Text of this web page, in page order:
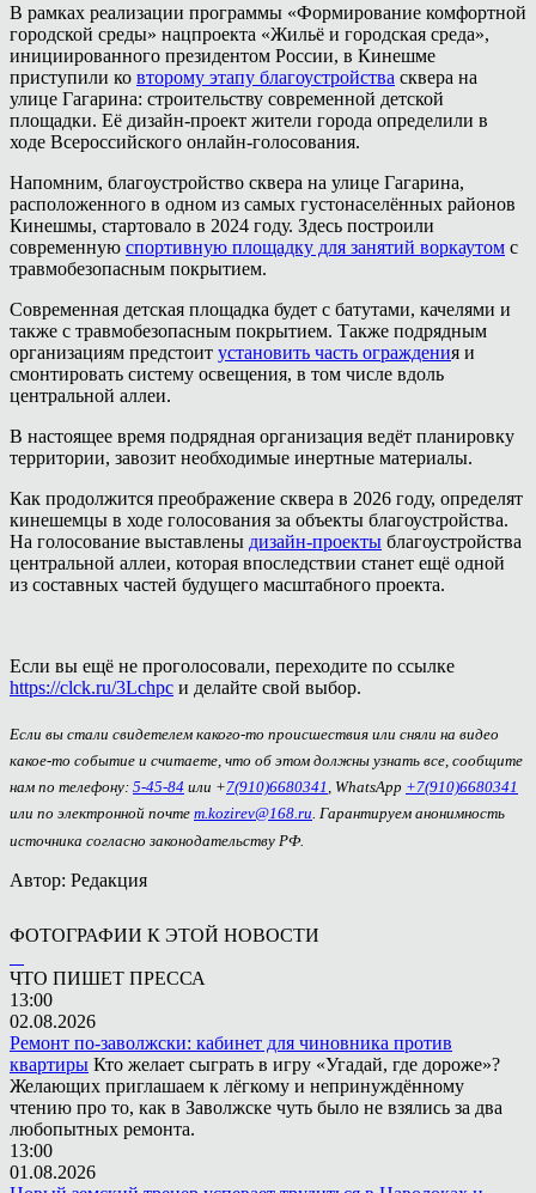
В рамках реализации программы «Формирование комфортной
городской среды» нацпроекта «Жильё и городская среда»,
инициированного президентом России, в Кинешме
приступили ко второму этапу благоустройства сквера на
улице Гагарина: строительству современной детской
площадки. Её дизайн-проект жители города определили в
ходе Всероссийского онлайн-голосования.
Напомним, благоустройство сквера на улице Гагарина,
расположенного в одном из самых густонаселённых районов
Кинешмы, стартовало в 2024 году. Здесь построили
современную спортивную площадку для занятий воркаутом с
травмобезопасным покрытием.
Современная детская площадка будет с батутами, качелями и
также с травмобезопасным покрытием. Также подрядным
организациям предстоит установить часть ограждения и
смонтировать систему освещения, в том числе вдоль
центральной аллеи.
В настоящее время подрядная организация ведёт планировку
территории, завозит необходимые инертные материалы.
Как продолжится преображение сквера в 2026 году, определят
кинешемцы в ходе голосования за объекты благоустройства.
На голосование выставлены дизайн-проекты благоустройства
центральной аллеи, которая впоследствии станет ещё одной
из составных частей будущего масштабного проекта.
Если вы ещё не проголосовали, переходите по ссылке
https://clck.ru/3Lchpc и делайте свой выбор.
Если вы стали свидетелем какого-то происшествия или сняли на видео
какое-то событие и считаете, что об этом должны узнать все, сообщите
нам по телефону: 5-45-84 или +7(910)6680341 , WhatsApp +7(910)6680341
или по электронной почте m.kozirev@168.ru. Гарантируем анонимность
источника согласно законодательству РФ.
Автор: Редакция
ФОТОГРАФИИ К ЭТОЙ НОВОСТИ
ЧТО ПИШЕТ ПРЕССА
13:00
02.08.2026
Ремонт по-заволжски: кабинет для чиновника против
квартиры Кто желает сыграть в игру «Угадай, где дороже»?
Желающих приглашаем к лёгкому и непринуждённому
чтению про то, как в Заволжске чуть было не взялись за два
любопытных ремонта.
13:00
01.08.2026